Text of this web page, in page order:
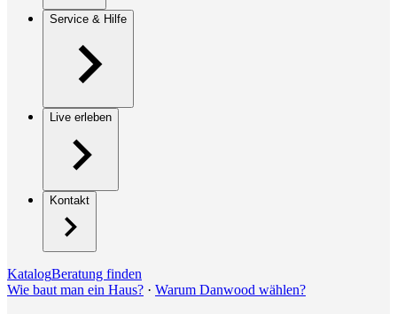
Service & Hilfe
Live erleben
Kontakt
KatalogBeratung finden
Wie baut man ein Haus? · Warum Danwood wählen?